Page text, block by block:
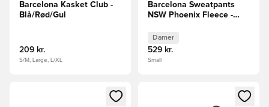
Barcelona Kasket Club -
Blå/Rød/Gul
209 kr.
S/M, Large, L/XL
Barcelona Sweatpants
NSW Phoenix Fleece -
Damer
529 kr.
Small
Åbner en Modal til at logge ind eller tilmelde dig som
Åbner en Modal til at logge